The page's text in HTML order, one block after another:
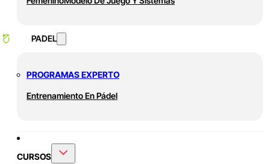
PADEL
PROGRAMAS EXPERTO
Entrenamiento En Pádel
CURSOS